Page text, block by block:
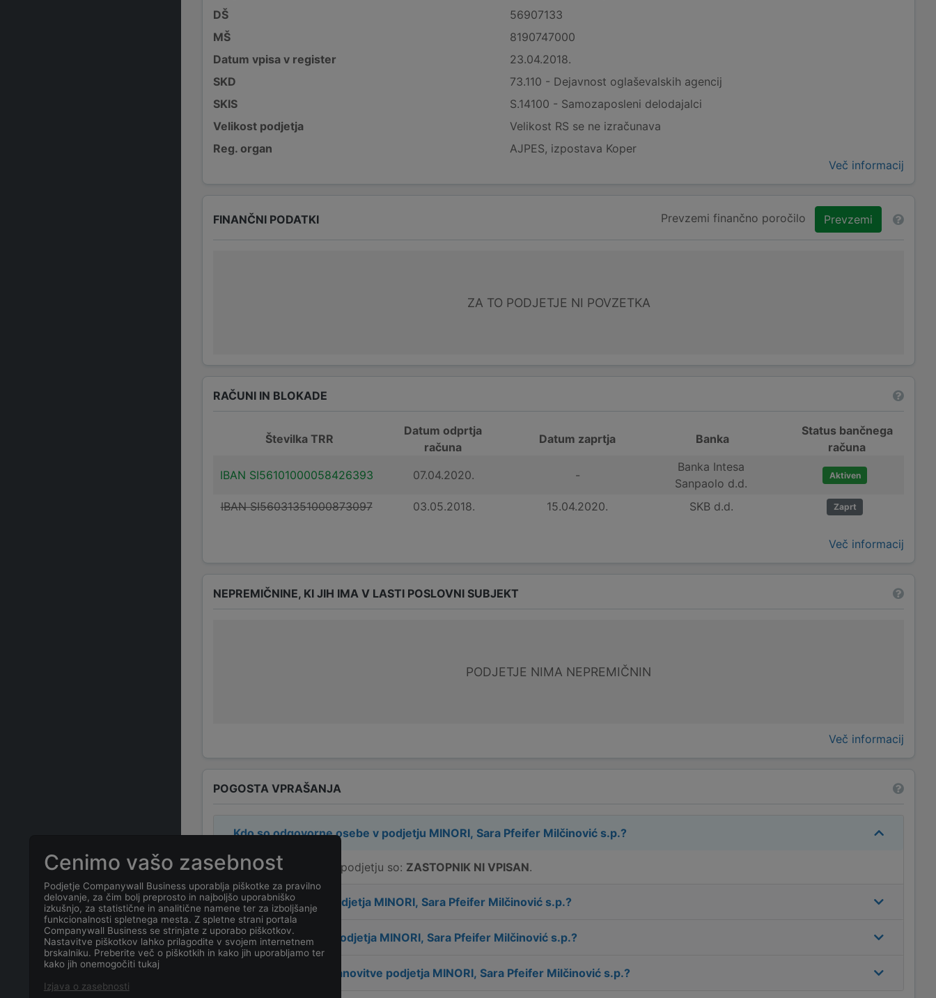
DŠ
56907133
MŠ
8190747000
Datum vpisa v register
23.04.2018.
SKD
73.110 - Dejavnost oglaševalskih agencij
SKIS
S.14100 - Samozaposleni delodajalci
Velikost podjetja
Velikost RS se ne izračunava
Reg. organ
AJPES, izpostava Koper
Več informacij
FINANČNI PODATKI Prevzemi finančno poročilo Prevzemi
ZA TO PODJETJE NI POVZETKA
RAČUNI IN BLOKADE
Številka TRR
Datum odprtja
računa
Datum zaprtja Banka
Status bančnega
računa
IBAN SI56101000058426393
07.04.2020. -
Banka Intesa
Sanpaolo d.d.
Aktiven
IBAN SI56031351000873097 03.05.2018. 15.04.2020. SKB d.d. Zaprt
Več informacij
NEPREMIČNINE, KI JIH IMA V LASTI POSLOVNI SUBJEKT
PODJETJE NIMA NEPREMIČNIN
Več informacij
POGOSTA VPRAŠANJA
Kdo so odgovorne osebe v podjetju MINORI, Sara Pfeifer Milčinović s.p.?
Odgovorne osebe v podjetju so: ZASTOPNIK NI VPISAN.
Kakšen je naslov podjetja MINORI, Sara Pfeifer Milčinović s.p.?
Kakšen je kontakt podjetja MINORI, Sara Pfeifer Milčinović s.p.?
Kateri je datum ustanovitve podjetja MINORI, Sara Pfeifer Milčinović s.p.?
Cenimo vašo zasebnost
Podjetje Companywall Business uporablja piškotke za pravilno
delovanje, za čim bolj preprosto in najboljšo uporabniško
izkušnjo, za statistične in analitične namene ter za izboljšanje
funkcionalnosti spletnega mesta. Z spletne strani portala
Companywall Business se strinjate z uporabo piškotkov.
Nastavitve piškotkov lahko prilagodite v svojem internetnem
brskalniku. Preberite več o piškotkih in kako jih uporabljamo ter
kako jih onemogočiti tukaj
Izjava o zasebnosti